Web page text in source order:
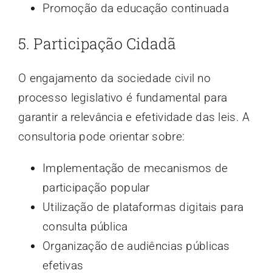
Promoção da educação continuada
5. Participação Cidadã
O engajamento da sociedade civil no
processo legislativo é fundamental para
garantir a relevância e efetividade das leis. A
consultoria pode orientar sobre:
Implementação de mecanismos de
participação popular
Utilização de plataformas digitais para
consulta pública
Organização de audiências públicas
efetivas